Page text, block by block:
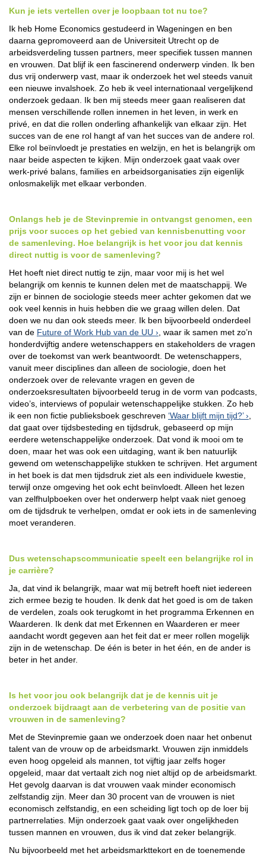
Kun je iets vertellen over je loopbaan tot nu toe?
Ik heb Home Economics gestudeerd in Wageningen en ben
daarna gepromoveerd aan de Universiteit Utrecht op de
arbeidsverdeling tussen partners, meer specifiek tussen mannen
en vrouwen. Dat blijf ik een fascinerend onderwerp vinden. Ik ben
dus vrij onderwerp vast, maar ik onderzoek het wel steeds vanuit
een nieuwe invalshoek. Zo heb ik veel internationaal vergelijkend
onderzoek gedaan. Ik ben mij steeds meer gaan realiseren dat
mensen verschillende rollen innemen in het leven, in werk en
privé, en dat die rollen onderling afhankelijk van elkaar zijn. Het
succes van de ene rol hangt af van het succes van de andere rol.
Elke rol beïnvloedt je prestaties en welzijn, en het is belangrijk om
naar beide aspecten te kijken. Mijn onderzoek gaat vaak over
werk-privé balans, families en arbeidsorganisaties zijn eigenlijk
onlosmakelijk met elkaar verbonden.
Onlangs heb je de Stevinpremie in ontvangst genomen, een
prijs voor succes op het gebied van kennisbenutting voor
de samenleving. Hoe belangrijk is het voor jou dat kennis
direct nuttig is voor de samenleving?
Het hoeft niet direct nuttig te zijn, maar voor mij is het wel
belangrijk om kennis te kunnen delen met de maatschappij. We
zijn er binnen de sociologie steeds meer achter gekomen dat we
ook veel kennis in huis hebben die we graag willen delen. Dat
doen we nu dan ook steeds meer. Ik ben bijvoorbeeld onderdeel
van de Future of Work Hub van de UU
, waar ik samen met zo’n
honderdvijftig andere wetenschappers en stakeholders de vragen
over de toekomst van werk beantwoordt. De wetenschappers,
vanuit meer disciplines dan alleen de sociologie, doen het
onderzoek over de relevante vragen en geven de
onderzoeksresultaten bijvoorbeeld terug in de vorm van podcasts,
video’s, interviews of populair wetenschappelijke stukken. Zo heb
ik een non fictie publieksboek geschreven ‘Waar blijft mijn tijd?’
dat gaat over tijdsbesteding en tijdsdruk, gebaseerd op mijn
eerdere wetenschappelijke onderzoek. Dat vond ik mooi om te
doen, maar het was ook een uitdaging, want ik ben natuurlijk
gewend om wetenschappelijke stukken te schrijven. Het argument
in het boek is dat men tijdsdruk ziet als een individuele kwestie,
terwijl onze omgeving het ook echt beïnvloedt. Alleen het lezen
van zelfhulpboeken over het onderwerp helpt vaak niet genoeg
om de tijdsdruk te verhelpen, omdat er ook iets in de samenleving
moet veranderen.
Dus wetenschapscommunicatie speelt een belangrijke rol in
je carrière?
Ja, dat vind ik belangrijk, maar wat mij betreft hoeft niet iedereen
zich ermee bezig te houden. Ik denk dat het goed is om de taken
de verdelen, zoals ook terugkomt in het programma Erkennen en
Waarderen. Ik denk dat met Erkennen en Waarderen er meer
aandacht wordt gegeven aan het feit dat er meer rollen mogelijk
zijn in de wetenschap. De één is beter in het één, en de ander is
beter in het ander.
Is het voor jou ook belangrijk dat je de kennis uit je
onderzoek bijdraagt aan de verbetering van de positie van
vrouwen in de samenleving?
Met de Stevinpremie gaan we onderzoek doen naar het onbenut
talent van de vrouw op de arbeidsmarkt. Vrouwen zijn inmiddels
even hoog opgeleid als mannen, tot vijftig jaar zelfs hoger
opgeleid, maar dat vertaalt zich nog niet altijd op de arbeidsmarkt.
Het gevolg daarvan is dat vrouwen vaak minder economisch
zelfstandig zijn. Meer dan 30 procent van de vrouwen is niet
economisch zelfstandig, en een scheiding ligt toch op de loer bij
partnerrelaties. Mijn onderzoek gaat vaak over ongelijkheden
tussen mannen en vrouwen, dus ik vind dat zeker belangrijk.
Nu bijvoorbeeld met het arbeidsmarkttekort en de toenemende